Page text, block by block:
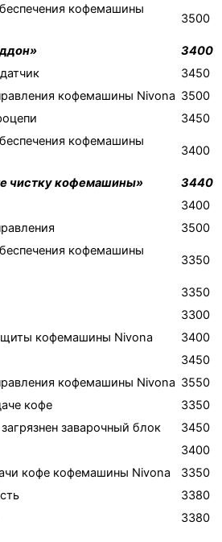
кофемашины
3500
3400
3450
кофемашины Nivona 3500
3450
кофемашины
3400
чистку кофемашины»
3440
3400
3500
кофемашины
3350
3350
3300
кофемашины Nivona
3400
3450
кофемашины Nivona 3550
кофе
3350
заварочный блок
3450
3400
кофе кофемашины Nivona
3350
3380
3380